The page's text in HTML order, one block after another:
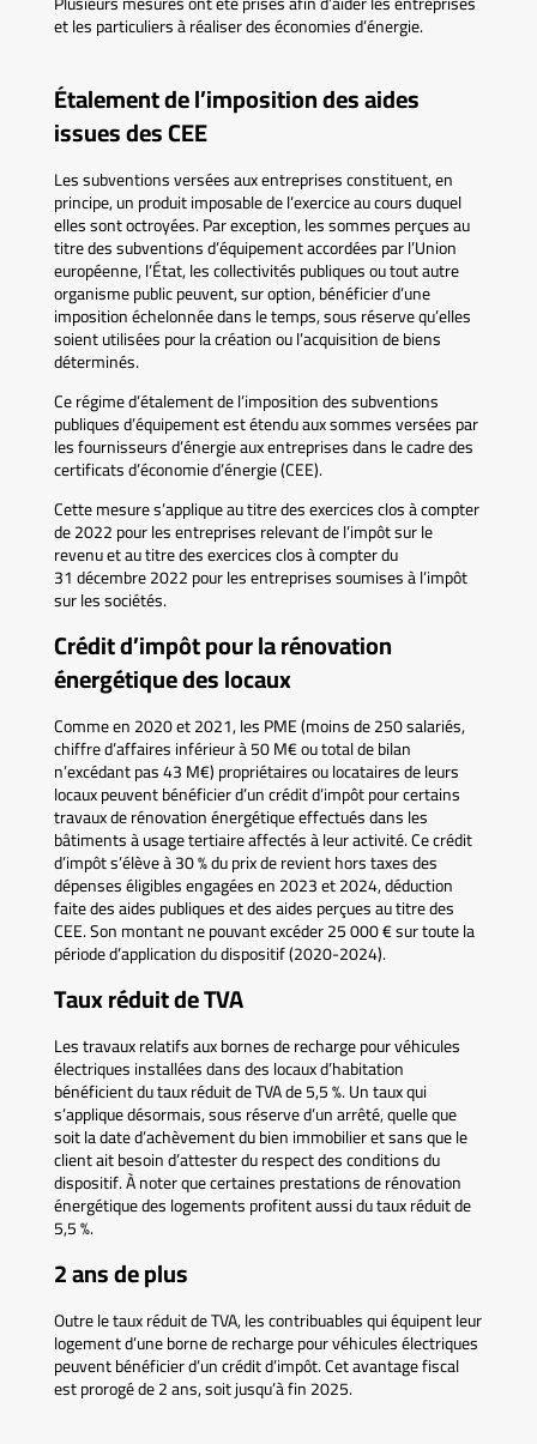
et les particuliers à réaliser des économies d’énergie.
Étalement de l’imposition des aides
issues des CEE
Les subventions versées aux entreprises constituent, en
principe, un produit imposable de l’exercice au cours duquel
elles sont octroyées. Par exception, les sommes perçues au
titre des subventions d’équipement accordées par l’Union
européenne, l’État, les collectivités publiques ou tout autre
organisme public peuvent, sur option, bénéficier d’une
imposition échelonnée dans le temps, sous réserve qu’elles
soient utilisées pour la création ou l’acquisition de biens
déterminés.
Ce régime d’étalement de l’imposition des subventions
publiques d’équipement est étendu aux sommes versées par
les fournisseurs d’énergie aux entreprises dans le cadre des
certificats d’économie d’énergie (CEE).
Cette mesure s’applique au titre des exercices clos à compter
de 2022 pour les entreprises relevant de l’impôt sur le
revenu et au titre des exercices clos à compter du
31 décembre 2022 pour les entreprises soumises à l’impôt
sur les sociétés.
Crédit d’impôt pour la rénovation
énergétique des locaux
Comme en 2020 et 2021, les PME (moins de 250 salariés,
chiffre d’affaires inférieur à 50 M€ ou total de bilan
n’excédant pas 43 M€) propriétaires ou locataires de leurs
locaux peuvent bénéficier d’un crédit d’impôt pour certains
travaux de rénovation énergétique effectués dans les
bâtiments à usage tertiaire affectés à leur activité. Ce crédit
d’impôt s’élève à 30 % du prix de revient hors taxes des
dépenses éligibles engagées en 2023 et 2024, déduction
faite des aides publiques et des aides perçues au titre des
CEE. Son montant ne pouvant excéder 25 000 € sur toute la
période d’application du dispositif (2020-2024).
Taux réduit de TVA
Les travaux relatifs aux bornes de recharge pour véhicules
électriques installées dans des locaux d’habitation
bénéficient du taux réduit de TVA de 5,5 %. Un taux qui
s’applique désormais, sous réserve d’un arrêté, quelle que
soit la date d’achèvement du bien immobilier et sans que le
client ait besoin d’attester du respect des conditions du
dispositif. À noter que certaines prestations de rénovation
énergétique des logements profitent aussi du taux réduit de
5,5 %.
2 ans de plus
Outre le taux réduit de TVA, les contribuables qui équipent leur
logement d’une borne de recharge pour véhicules électriques
peuvent bénéficier d’un crédit d’impôt. Cet avantage fiscal
est prorogé de 2 ans, soit jusqu’à fin 2025.